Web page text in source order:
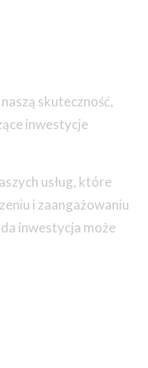
skuteczność,
inwestycje
usług, które
i zaangażowaniu
inwestycja może